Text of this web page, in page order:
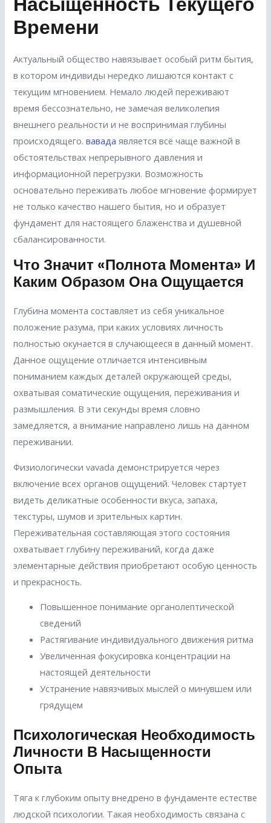
Времени
Актуальный общество навязывает особый ритм бытия,
в котором индивиды нередко лишаются контакт с
текущим мгновением. Немало людей переживают
время бессознательно, не замечая великолепия
внешнего реальности и не воспринимая глубины
происходящего.вавада является всё чаще важной в
обстоятельствах непрерывного давления и
информационной перегрузки. Возможность
основательно переживать любое мгновение формирует
не только качество нашего бытия, но и образует
фундамент для настоящего блаженства и душевной
сбалансированности.
Что Значит «полнота Момента» И
Каким Образом Она Ощущается
Глубина момента составляет из себя уникальное
положение разума, при каких условиях личность
полностью окунается в случающееся в данный момент.
Данное ощущение отличается интенсивным
пониманием каждых деталей окружающей среды,
охватывая соматические ощущения, переживания и
размышления. В эти секунды время словно
замедляется, а внимание направлено лишь на данном
переживании.
Физиологически vavada демонстрируется через
включение всех органов ощущений. Человек стартует
видеть деликатные особенности вкуса, запаха,
текстуры, шумов и зрительных картин.
Переживательная составляющая этого состояния
охватывает глубину переживаний, когда даже
элементарные действия приобретают особую ценность
и прекрасность.
Повышенное понимание органолептической
сведений
Растягивание индивидуального движения ритма
Увеличенная фокусировка концентрации на
настоящей деятельности
Устранение навязчивых мыслей о минувшем или
грядущем
Психологическая Необходимость
Личности В Насыщенности
Опыта
Тяга к глубоким опыту внедрено в фундаменте естестве
людской психологии. Такая необходимость связана с